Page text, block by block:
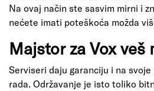
Na ovaj način ste sasvim mirni i
nećete imati poteškoća možda
Majstor za Vox veš
Serviseri daju garanciju i na svoje
rada. Održavanje je isto toliko